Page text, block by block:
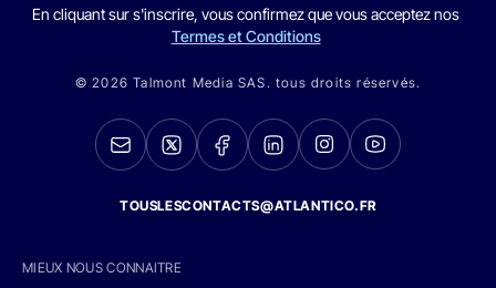
En cliquant sur s'inscrire, vous confirmez que vous acceptez nos
Termes et Conditions
© 2026 Talmont Media SAS. tous droits réservés.
TOUSLESCONTACTS@ATLANTICO.FR
MIEUX NOUS CONNAITRE